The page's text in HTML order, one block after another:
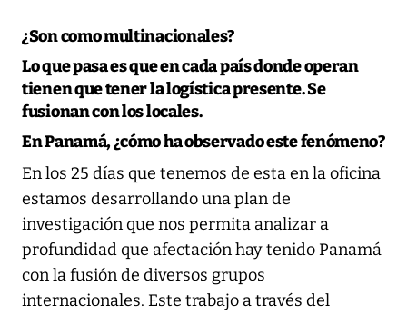
¿Son como multinacionales?
Lo que pasa es que en cada país donde operan
tienen que tener la logística presente. Se
fusionan con los locales.
En Panamá, ¿cómo ha observado este fenómeno?
En los 25 días que tenemos de esta en la oficina
estamos desarrollando una plan de
investigación que nos permita analizar a
profundidad que afectación hay tenido Panamá
con la fusión de diversos grupos
internacionales. Este trabajo a través del